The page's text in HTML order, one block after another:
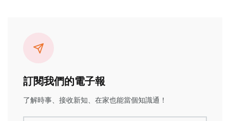
訂閱我們的電子報
了解時事、接收新知、在家也能當個知識通！